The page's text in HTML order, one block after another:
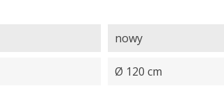
nowy
Ø 120 cm